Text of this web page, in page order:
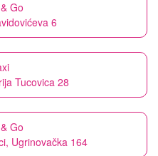
Go
6
Tucovica 28
Go
Ugrinovačka 164